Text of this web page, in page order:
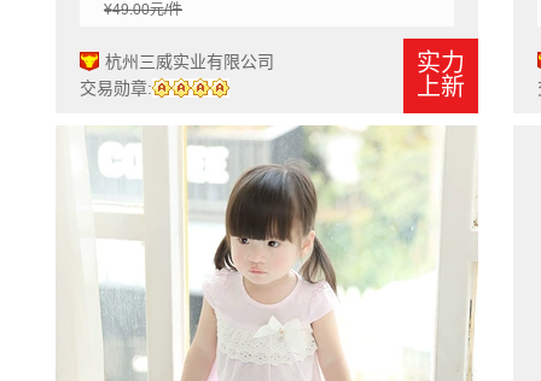
¥49.00元/件
杭州三威实业有限公司
交易勋章:
实力
上新